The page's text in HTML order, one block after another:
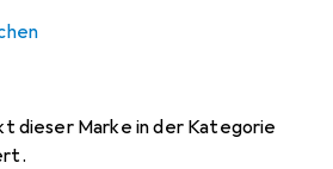
dieser Marke in der Kategorie